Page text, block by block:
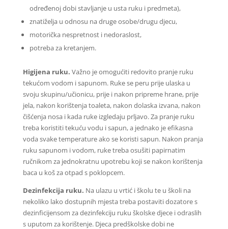
određenoj dobi stavljanje u usta ruku i predmeta),
znatiželja u odnosu na druge osobe/drugu djecu,
motorička nespretnost i nedoraslost,
potreba za kretanjem.
Higijena ruku. Važno je omogućiti redovito pranje ruku
tekućom vodom i sapunom. Ruke se peru prije ulaska u
svoju skupinu/učionicu, prije i nakon pripreme hrane, prije
jela, nakon korištenja toaleta, nakon dolaska izvana, nakon
čišćenja nosa i kada ruke izgledaju prljavo. Za pranje ruku
treba koristiti tekuću vodu i sapun, a jednako je efikasna
voda svake temperature ako se koristi sapun. Nakon pranja
ruku sapunom i vodom, ruke treba osušiti papirnatim
ručnikom za jednokratnu upotrebu koji se nakon korištenja
baca u koš za otpad s poklopcem.
Dezinfekcija ruku. Na ulazu u vrtić i školu te u školi na
nekoliko lako dostupnih mjesta treba postaviti dozatore s
dezinficijensom za dezinfekciju ruku školske djece i odraslih
s uputom za korištenje. Djeca predškolske dobi ne